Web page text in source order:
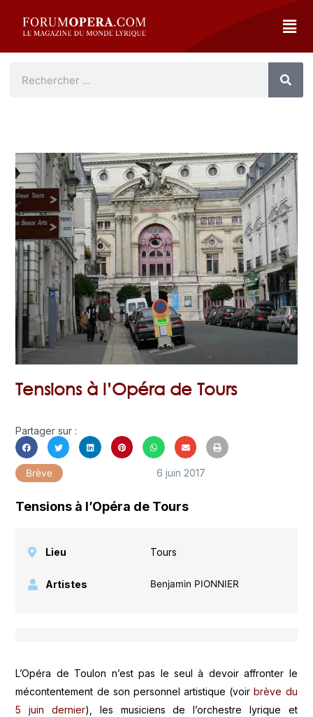
Tensions à l’Opéra de Tours
Partager sur :
Brève 6 juin 2017
Tensions à l’Opéra de Tours
Lieu Tours
Artistes Benjamin PIONNIER
L’Opéra de Toulon n’est pas le seul à devoir affronter le
mécontentement de son personnel artistique (voirbrève du
5 juin dernier), les musiciens de l’orchestre lyrique et